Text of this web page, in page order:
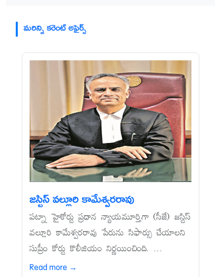
మరిన్ని కరెంట్ అఫైర్స్
జస్టిస్‌ వల్లూరి కామేశ్వరరావు
పట్నా హైకోర్టు ప్రధాన న్యాయమూర్తిగా (సీజే) జస్టిస్‌
వల్లూరి కామేశ్వరరావు పేరును సిఫార్సు చేయాలని
సుప్రీం కోర్టు కొలీజియం నిర్ణయించింది. ...
Read more →